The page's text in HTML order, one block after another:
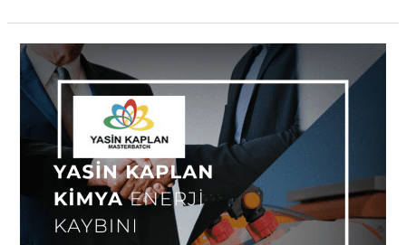
Yasin
Kaplan
Kimya
Enerji
Kaybını
Robsysle
Engelledi